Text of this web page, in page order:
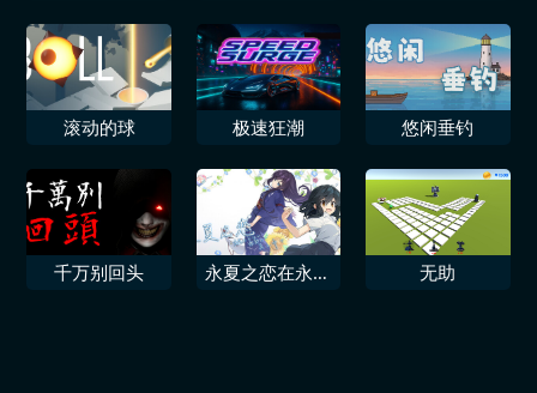
滚动的球 极速狂潮 悠闲垂钓
千万别回头
永夏之恋在永不
无助